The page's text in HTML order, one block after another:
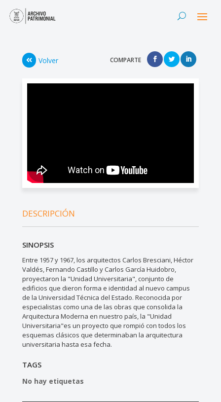
Volver COMPARTE
DESCRIPCIÓN
SINOPSIS
Entre 1957 y 1967, los arquitectos Carlos Bresciani, Héctor
Valdés, Fernando Castillo y Carlos García Huidobro,
proyectaron la "Unidad Universitaria", conjunto de
edificios que dieron forma e identidad al nuevo campus
de la Universidad Técnica del Estado. Reconocida por
especialistas como una de las obras que consolida la
Arquitectura Moderna en nuestro país, la "Unidad
Universitaria"es un proyecto que rompió con todos los
esquemas clásicos que determinaban la arquitectura
universitaria hasta esa fecha.
TAGS
No hay etiquetas